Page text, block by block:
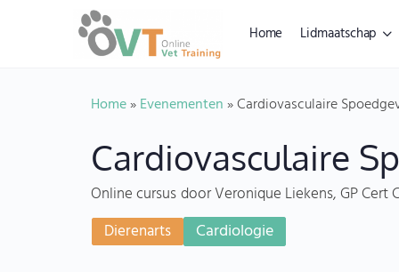
Home Lidmaatschap
Home»Evenementen»Cardiovasculaire
Cardiovasculaire
Online cursusdoor Veronique Liekens, GP Cert
Dierenarts
Cardiologie